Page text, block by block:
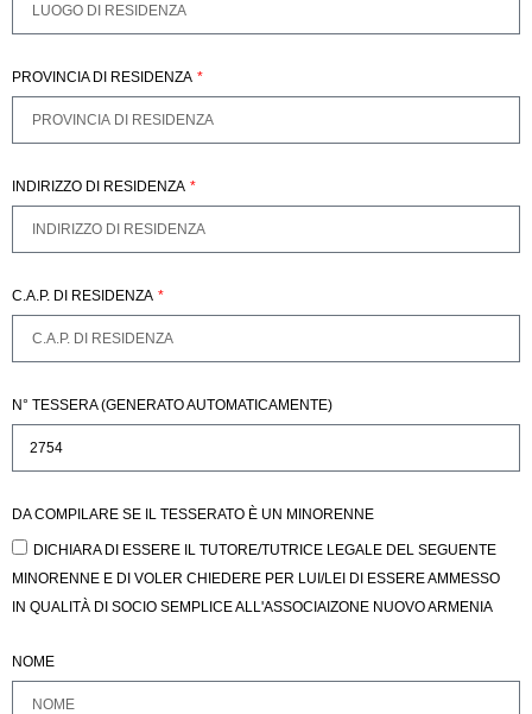
PROVINCIA DI RESIDENZA
INDIRIZZO DI RESIDENZA
C.A.P. DI RESIDENZA
N° TESSERA (GENERATO AUTOMATICAMENTE)
DA COMPILARE SE IL TESSERATO È UN MINORENNE
DICHIARA DI ESSERE IL TUTORE/TUTRICE LEGALE DEL SEGUENTE
MINORENNE E DI VOLER CHIEDERE PER LUI/LEI DI ESSERE AMMESSO
IN QUALITÀ DI SOCIO SEMPLICE ALL'ASSOCIAIZONE NUOVO ARMENIA
NOME